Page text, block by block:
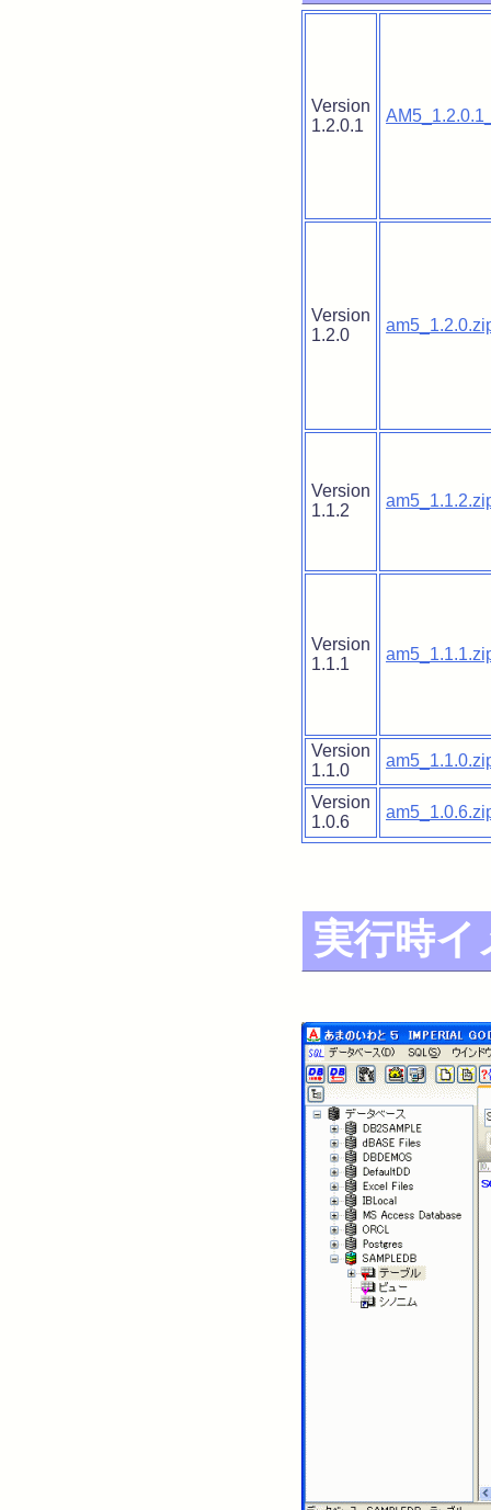
Version
1.2.0.1
Version
1.2.0
Version
1.1.2
Version
1.1.1
Version
1.1.0
Version
1.0.6
実行時イ